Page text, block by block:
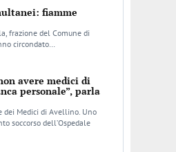
fiamme
frazione del Comune di
circondato…
avere medici di
personale”, parla
dei Medici di Avellino. Uno
soccorso dell’Ospedale